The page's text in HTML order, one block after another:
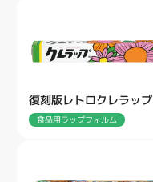
復刻版レトロクレラップ
食品用ラップフィルム